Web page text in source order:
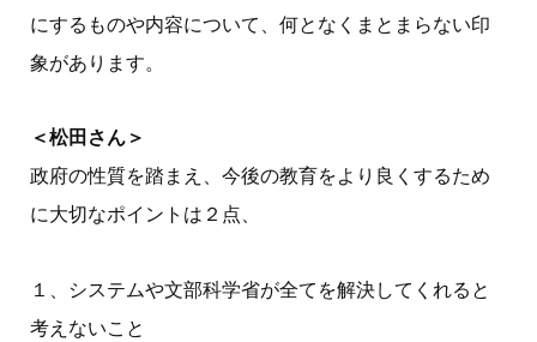
にするものや内容について、何となくまとまらない印
象があります。
＜松田さん＞
政府の性質を踏まえ、今後の教育をより良くするため
に大切なポイントは２点、
１、システムや文部科学省が全てを解決してくれると
考えないこと